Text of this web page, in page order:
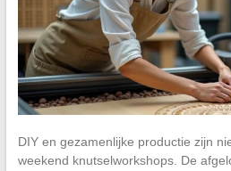
DIY en gezamenlijke productie zijn
weekend knutselworkshops. De